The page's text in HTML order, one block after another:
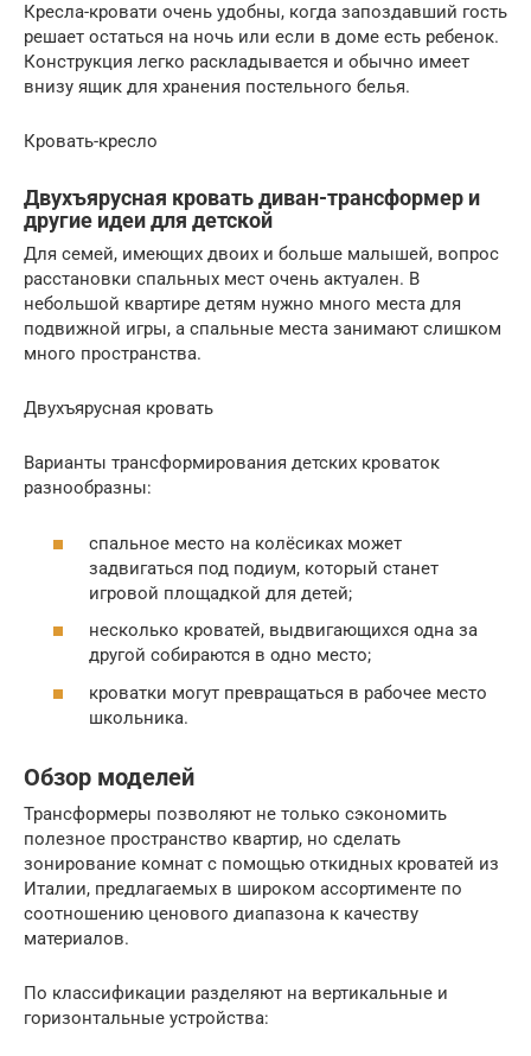
Кресла-кровати очень удобны, когда запоздавший гость
решает остаться на ночь или если в доме есть ребенок.
Конструкция легко раскладывается и обычно имеет
внизу ящик для хранения постельного белья.
Кровать-кресло
Двухъярусная кровать диван-трансформер и
другие идеи для детской
Для семей, имеющих двоих и больше малышей, вопрос
расстановки спальных мест очень актуален. В
небольшой квартире детям нужно много места для
подвижной игры, а спальные места занимают слишком
много пространства.
Двухъярусная кровать
Варианты трансформирования детских кроваток
разнообразны:
спальное место на колёсиках может
задвигаться под подиум, который станет
игровой площадкой для детей;
несколько кроватей, выдвигающихся одна за
другой собираются в одно место;
кроватки могут превращаться в рабочее место
школьника.
Обзор моделей
Трансформеры позволяют не только сэкономить
полезное пространство квартир, но сделать
зонирование комнат с помощью откидных кроватей из
Италии, предлагаемых в широком ассортименте по
соотношению ценового диапазона к качеству
материалов.
По классификации разделяют на вертикальные и
горизонтальные устройства: